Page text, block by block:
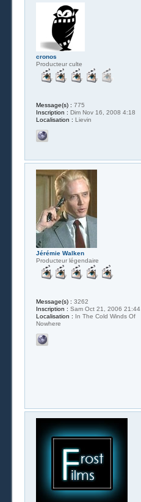
cronos
Producteur culte
Message(s) : 775
Inscription : Dim Nov 16, 2008 4:18
Localisation : Lievin
Jérémie Walken
Producteur légendaire
Message(s) : 3262
Inscription : Sam Oct 21, 2006 21:44
Localisation : In The Cold Winds Of
Nowhere